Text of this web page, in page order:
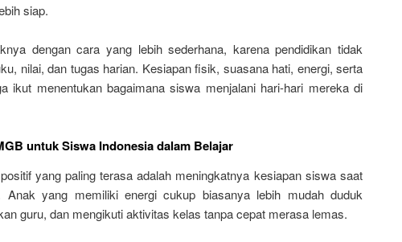
siap.
dengan cara yang lebih sederhana, karena pendidikan tidak
nilai, dan tugas harian. Kesiapan fisik, suasana hati, energi, serta
ikut menentukan bagaimana siswa menjalani hari-hari mereka di
untuk Siswa Indonesia dalam Belajar
yang paling terasa adalah meningkatnya kesiapan siswa saat
Anak yang memiliki energi cukup biasanya lebih mudah duduk
guru, dan mengikuti aktivitas kelas tanpa cepat merasa lemas.